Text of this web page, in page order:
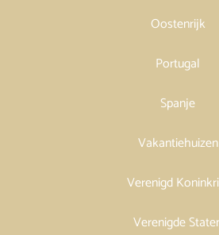
Oostenrijk
Portugal
Spanje
Vakantiehuizen
Verenigd
Verenigde